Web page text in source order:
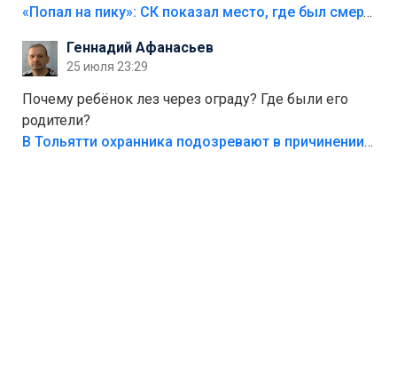
Лезть через такой забор,верх безумия,есть же
свою судьбу.
«Попал на пику»: СК показал место, где был смертельно травмирован ребенок в Тольятти
Геннадий Афанасьев
25 июля 23:29
Почему ребёнок лез через ограду? Где были его
родители?
В Тольятти охранника подозревают в причинении смерти ребенку